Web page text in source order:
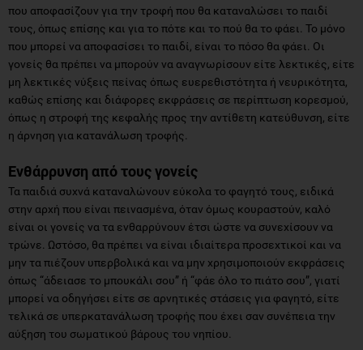
που αποφασίζουν για την τροφή που θα καταναλώσει το παιδί
τους, όπως επίσης και για το πότε και το πού θα το φάει. Το μόνο
που μπορεί να αποφασίσει το παιδί, είναι το πόσο θα φάει. Οι
γονείς θα πρέπει να μπορούν να αναγνωρίσουν είτε λεκτικές, είτε
μη λεκτικές νύξεις πείνας όπως ευερεθιστότητα ή νευρικότητα,
καθώς επίσης και διάφορες εκφράσεις σε περίπτωση κορεσμού,
όπως η στροφή της κεφαλής προς την αντίθετη κατεύθυνση, είτε
η άρνηση για κατανάλωση τροφής.
Ενθάρρυνση από τους γονείς
Τα παιδιά συχνά καταναλώνουν εύκολα το φαγητό τους, ειδικά
στην αρχή που είναι πεινασμένα, όταν όμως κουραστούν, καλό
είναι οι γονείς να τα ενθαρρύνουν έτσι ώστε να συνεχίσουν να
τρώνε. Ωστόσο, θα πρέπει να είναι ιδιαίτερα προσεχτικοί και να
μην τα πιέζουν υπερβολικά και να μην χρησιμοποιούν εκφράσεις
όπως “άδειασε το μπουκάλι σου” ή “φάε όλο το πιάτο σου”, γιατί
μπορεί να οδηγήσει είτε σε αρνητικές στάσεις για φαγητό, είτε
τελικά σε υπερκατανάλωση τροφής που έχει σαν συνέπεια την
αύξηση του σωματικού βάρους του νηπίου.